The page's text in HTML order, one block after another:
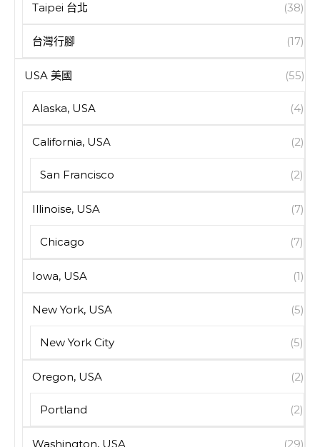
Taipei 台北 (38)
台灣行腳 (17)
USA 美國 (55)
Alaska, USA (4)
California, USA (2)
San Francisco (2)
Illinoise, USA (7)
Chicago (7)
Iowa, USA (1)
New York, USA (5)
New York City (5)
Oregon, USA (2)
Portland (2)
Washington, USA (29)